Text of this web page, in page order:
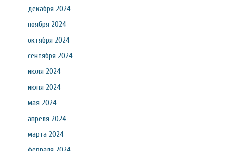
декабря 2024
ноября 2024
октября 2024
сентября 2024
июля 2024
июня 2024
мая 2024
апреля 2024
марта 2024